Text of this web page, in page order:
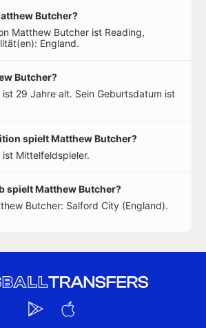
Butcher?
Matthew Butcher ist Reading,
England.
Butcher?
29 Jahre alt. Sein Geburtsdatum ist
spielt Matthew Butcher?
Mittelfeldspieler.
spielt Matthew Butcher?
Butcher: Salford City (England).